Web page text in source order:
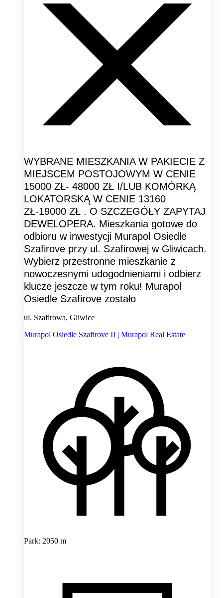
WYBRANE MIESZKANIA W PAKIECIE Z
MIEJSCEM POSTOJOWYM W CENIE
15000 ZŁ- 48000 ZŁ I/LUB KOMÓRKĄ
LOKATORSKĄ W CENIE 13160
ZŁ-19000 ZŁ . O SZCZEGÓŁY ZAPYTAJ
DEWELOPERA. Mieszkania gotowe do
odbioru w inwestycji Murapol Osiedle
Szafirove przy ul. Szafirowej w Gliwicach.
Wybierz przestronne mieszkanie z
nowoczesnymi udogodnieniami i odbierz
klucze jeszcze w tym roku! Murapol
Osiedle Szafirove zostało
ul. Szafirowa, Gliwice
Murapol Osiedle Szafirove II | Murapol Real Estate
Park: 2050 m